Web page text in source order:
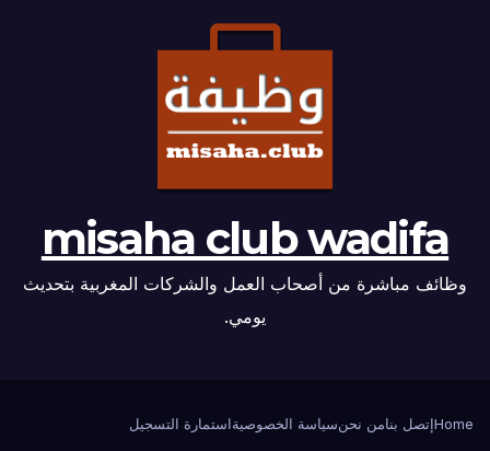
misaha club wadifa
وظائف مباشرة من أصحاب العمل والشركات المغربية بتحديث
يومي.
Homeإتصل بنامن نحنسياسة الخصوصيةاستمارة التسجيل